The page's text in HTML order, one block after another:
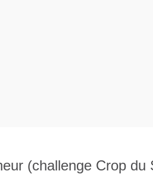
(challenge Crop du